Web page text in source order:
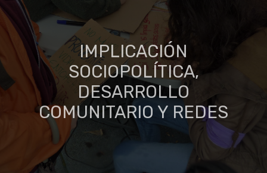
IMPLICACIÓN
SOCIOPOLÍTICA,
DESARROLLO
COMUNITARIO Y REDES